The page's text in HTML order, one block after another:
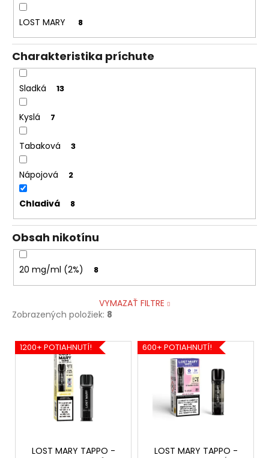
LOST MARY 8
Charakteristika príchute
Sladká 13
Kyslá 7
Tabaková 3
Nápojová 2
Chladivá 8
Obsah nikotínu
20 mg/ml (2%) 8
VYMAZAŤ FILTRE
Zobrazených položiek: 8
V
ý
1200+ POTIAHNUTÍ!
LOST MARY TAPPO -
600+ POTIAHNUTÍ!
LOST MARY TAPPO -
KURWA
COLLECTION
FROST
ICE|EXP:12.12.2025
€2,50
Pôvodne:
€5,50